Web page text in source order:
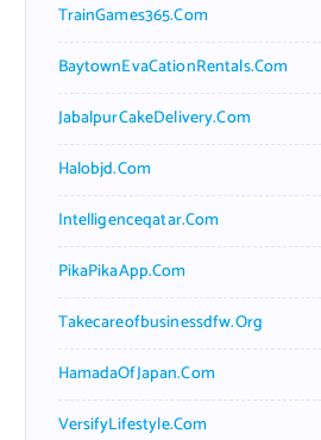
TrainGames365.com
BaytownEvaCationRentals.com
JabalpurCakeDelivery.com
Halobjd.com
Intelligenceqatar.com
PikaPikaApp.com
Takecareofbusinessdfw.org
HamadaOfJapan.com
VersifyLifestyle.com